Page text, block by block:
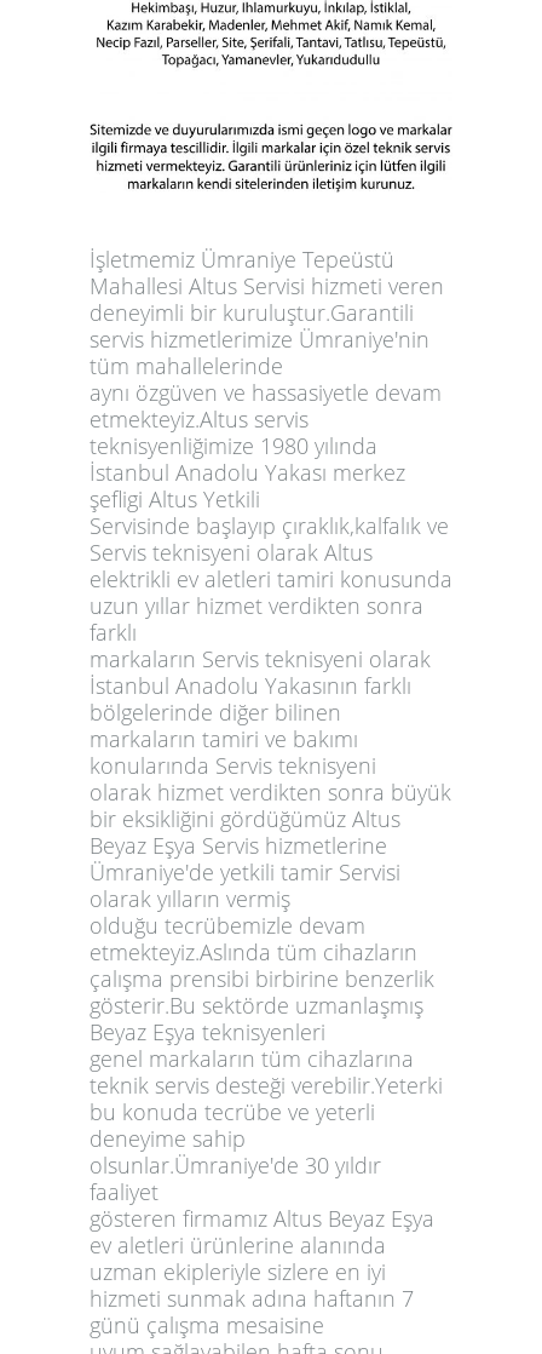
İşletmemiz Ümraniye Tepeüstü
Mahallesi Altus Servisi hizmeti veren
deneyimli bir kuruluştur.Garantili
servis hizmetlerimize Ümraniye'nin
tüm mahallelerinde
aynı özgüven ve hassasiyetle devam
etmekteyiz.Altus servis
teknisyenliğimize 1980 yılında
İstanbul Anadolu Yakası merkez
şefligi Altus Yetkili
Servisinde başlayıp çıraklık,kalfalık ve
Servis teknisyeni olarak Altus
elektrikli ev aletleri tamiri konusunda
uzun yıllar hizmet verdikten sonra
farklı
markaların Servis teknisyeni olarak
İstanbul Anadolu Yakasının farklı
bölgelerinde diğer bilinen
markaların tamiri ve bakımı
konularında Servis teknisyeni
olarak hizmet verdikten sonra büyük
bir eksikliğini gördüğümüz Altus
Beyaz Eşya Servis hizmetlerine
Ümraniye'de yetkili tamir Servisi
olarak yılların vermiş
olduğu tecrübemizle devam
etmekteyiz.Aslında tüm cihazların
çalışma prensibi birbirine benzerlik
gösterir.Bu sektörde uzmanlaşmış
Beyaz Eşya teknisyenleri
genel markaların tüm cihazlarına
teknik servis desteği verebilir.Yeterki
bu konuda tecrübe ve yeterli
deneyime sahip
olsunlar.Ümraniye'de 30 yıldır
faaliyet
gösteren firmamız Altus Beyaz Eşya
ev aletleri ürünlerine alanında
uzman ekipleriyle sizlere en iyi
hizmeti sunmak adına haftanın 7
günü çalışma mesaisine